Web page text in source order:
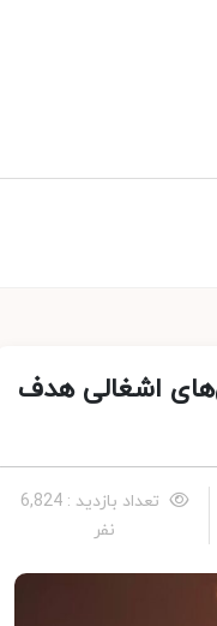
اشغالی هدف
تعداد بازدید : 6,824
نفر